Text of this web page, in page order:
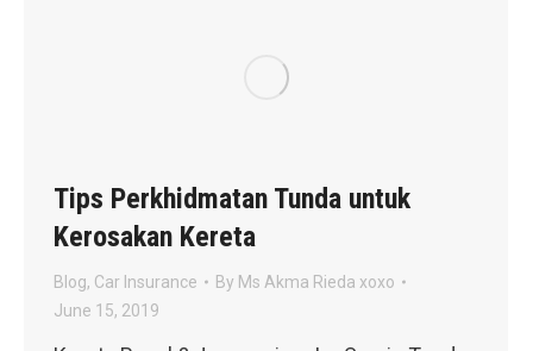
Tips Perkhidmatan Tunda untuk
Kerosakan Kereta
Blog, Car Insurance By Ms Akma Rieda xoxo
June 15, 2019